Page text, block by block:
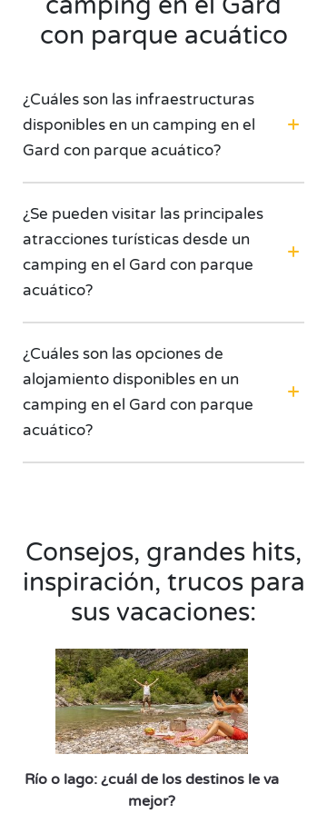
con parque acuático
¿Cuáles son las infraestructuras
disponibles en un camping en el
Gard con parque acuático?
¿Se pueden visitar las principales
atracciones turísticas desde un
camping en el Gard con parque
acuático?
¿Cuáles son las opciones de
alojamiento disponibles en un
camping en el Gard con parque
acuático?
Consejos, grandes hits,
inspiración, trucos para
sus vacaciones:
Río o lago: ¿cuál de los destinos le va
mejor?